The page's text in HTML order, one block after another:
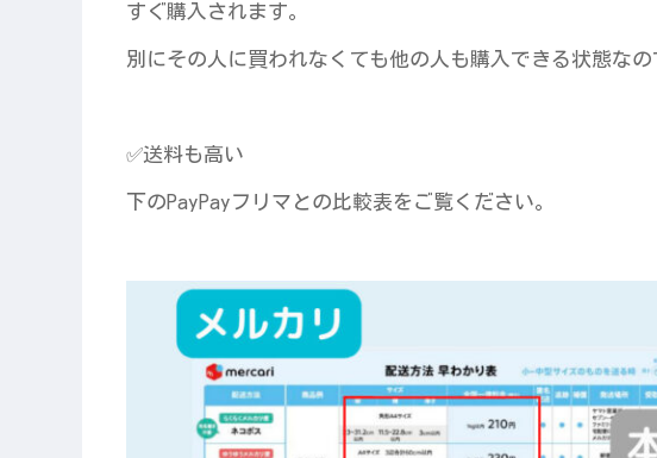
すぐ購入されます。
別にその人に買われなくても他の人も購入できる状態なの
✅送料も高い
下のPayPayフリマとの比較表をご覧ください。